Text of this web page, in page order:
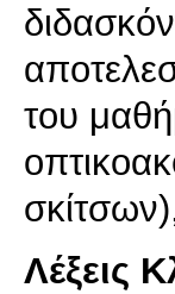
του
Λέξεις